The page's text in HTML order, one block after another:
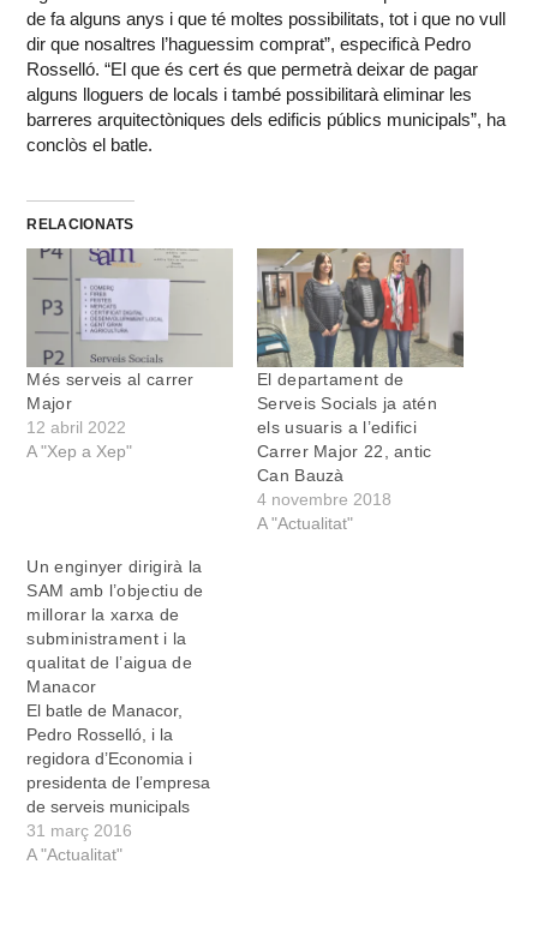
de fa alguns anys i que té moltes possibilitats, tot i que no vull
dir que nosaltres l’haguessim comprat”, especificà Pedro
Rosselló. “El que és cert és que permetrà deixar de pagar
alguns lloguers de locals i també possibilitarà eliminar les
barreres arquitectòniques dels edificis públics municipals”, ha
conclòs el batle.
RELACIONATS
Més serveis al carrer
Major
12 abril 2022
A "Xep a Xep"
El departament de
Serveis Socials ja atén
els usuaris a l’edifici
Carrer Major 22, antic
Can Bauzà
4 novembre 2018
A "Actualitat"
Un enginyer dirigirà la
SAM amb l’objectiu de
millorar la xarxa de
subministrament i la
qualitat de l’aigua de
Manacor
El batle de Manacor,
Pedro Rosselló, i la
regidora d’Economia i
presidenta de l’empresa
de serveis municipals
SAM, Maria Antònia
Sansó, han formalitzat
31 març 2016
A "Actualitat"